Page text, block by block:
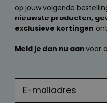
op jouw volgende
nieuwste producten,
exclusieve kortingen
Meld je dan nu aan voor